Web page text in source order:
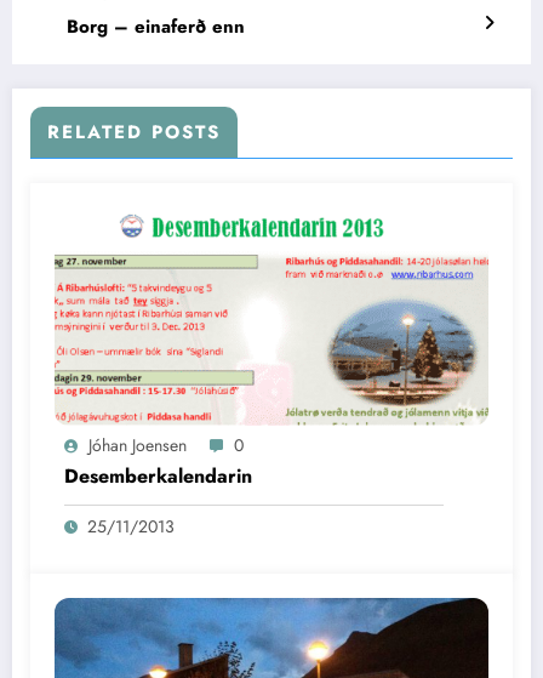
Borg – einaferð enn
RELATED POSTS
Jóhan Joensen 0
Desemberkalendarin
25/11/2013